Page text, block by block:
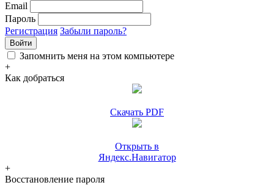
Email
Пароль
Регистрация Забыли пароль?
Войти
Запомнить меня на этом компьютере
+
Как добраться
Скачать PDF
Открыть в
Яндекс.Навигатор
+
Восстановление пароля